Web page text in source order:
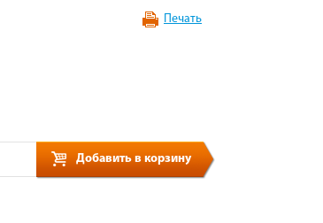
Печать
Добавить в корзину